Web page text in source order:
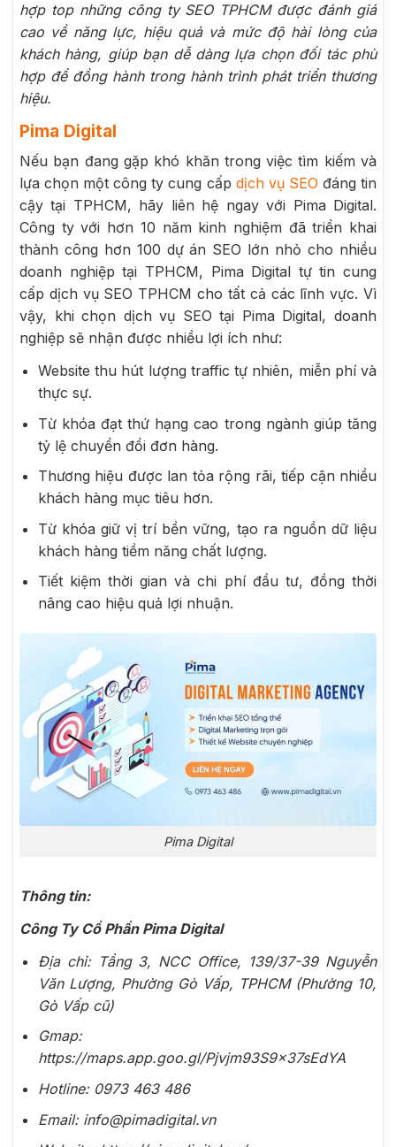
hợp top những công ty SEO TPHCM được đánh giá
cao về năng lực, hiệu quả và mức độ hài lòng của
khách hàng, giúp bạn dễ dàng lựa chọn đối tác phù
hợp để đồng hành trong hành trình phát triển thương
hiệu.
Pima Digital
Nếu bạn đang gặp khó khăn trong việc tìm kiếm và
lựa chọn một công ty cung cấp dịch vụ SEO đáng tin
cậy tại TPHCM, hãy liên hệ ngay với Pima Digital.
Công ty với hơn 10 năm kinh nghiệm đã triển khai
thành công hơn 100 dự án SEO lớn nhỏ cho nhiều
doanh nghiệp tại TPHCM, Pima Digital tự tin cung
cấp dịch vụ SEO TPHCM cho tất cả các lĩnh vực. Vì
vậy, khi chọn dịch vụ SEO tại Pima Digital, doanh
nghiệp sẽ nhận được nhiều lợi ích như:
Website thu hút lượng traffic tự nhiên, miễn phí và
thực sự.
Từ khóa đạt thứ hạng cao trong ngành giúp tăng
tỷ lệ chuyển đổi đơn hàng.
Thương hiệu được lan tỏa rộng rãi, tiếp cận nhiều
khách hàng mục tiêu hơn.
Từ khóa giữ vị trí bền vững, tạo ra nguồn dữ liệu
khách hàng tiềm năng chất lượng.
Tiết kiệm thời gian và chi phí đầu tư, đồng thời
nâng cao hiệu quả lợi nhuận.
Pima Digital
Thông tin:
Công Ty Cổ Phần Pima Digital
Địa chỉ: Tầng 3, NCC Office, 139/37-39 Nguyễn
Văn Lượng, Phường Gò Vấp, TPHCM (Phường 10,
Gò Vấp cũ)
Gmap:
https://maps.app.goo.gl/Pjvjm93S9x37sEdYA
Hotline: 0973 463 486
Email: info@pimadigital.vn